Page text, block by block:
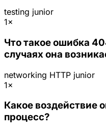
testing junior
1×
Что такое ошибка
случаях она
networking HTTP junior
1×
Какое воздействие
процесс?